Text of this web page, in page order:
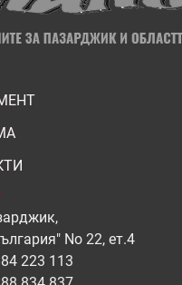
No 22, ет.4
223 113